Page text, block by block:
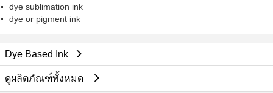
dye sublimation ink
dye or pigment ink
Dye Based Ink
ดูผลิตภัณฑ์ทั้งหมด